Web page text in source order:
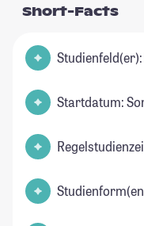
Short-Facts
Startdatum: